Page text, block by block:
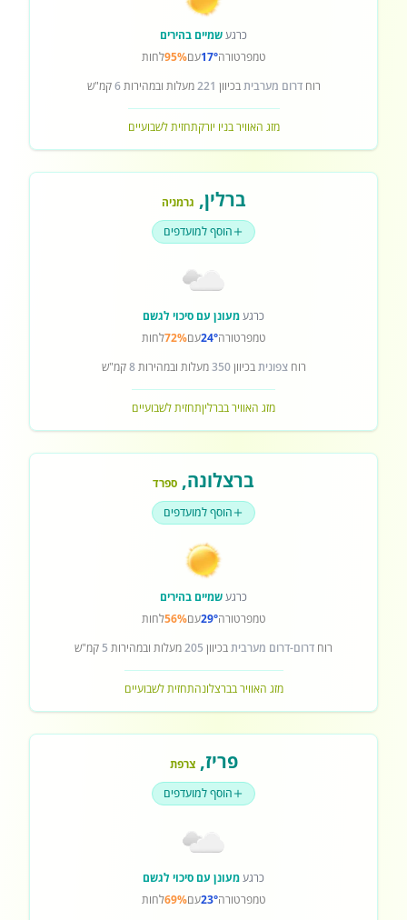
כרגעשמיים בהירים
טמפרטורה17°עם95%לחות
רוחדרום מערביתבכיוון 221מעלות ובמהירות6קמ"ש
מזג האוויר בניו יורקתחזית לשבועיים
ברלין, גרמניה
הוסף למועדפים
כרגעמעונן עם סיכוי לגשם
טמפרטורה24°עם72%לחות
רוחצפוניתבכיוון350מעלות ובמהירות8קמ"ש
מזג האוויר בברליןתחזית לשבועיים
ברצלונה, ספרד
הוסף למועדפים
כרגעשמיים בהירים
טמפרטורה29°עם56%לחות
רוח דרום-דרום מערביתבכיוון 205מעלות ובמהירות 5 קמ"ש
מזג האוויר בברצלונהתחזית לשבועיים
פריז,צרפת
הוסף למועדפים
כרגעמעונן עם סיכוי לגשם
טמפרטורה23°עם69%לחות